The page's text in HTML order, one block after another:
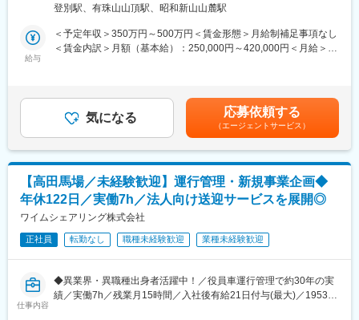
■キャリアパス：
せるため、経験の幅が広がります
・メンバーの挑戦を後押しする雰囲気で、自ら考え行動できる力
・福岡の大手総合ディベロッパーグループの新規事業として設立
されてから間もない会社ですので、各個人の業務は多岐に渡りま
すが、その分成長の機会も多く、チャレンジしたいことに進んで
取り組むことができます！
・業務の改善提案は大歓迎です。改善点やアイデアの提案なども
可能！「提案」というと堅苦しく感じるかもしれませんが、普段
の会話の中でアイデアを教えていただき、上司・同僚と一緒にア
イデアを形にしていけます！
・弊社のクライアントに対して、事業拡大のための販促支援や物
流コスト削減などの提案を行え、クライアントと並走して業務に
変更の範囲：会社の定める業務
(3)原価管理、経費管理。
(4)ホテル業務のサポート。
(5)その他付随業務。
※各ホテルへの指示出し、社用車を使用した業務が一部ございま
■当グループの特徴：
(1)北海道内で18箇所、本州で4箇所の温泉・リゾートホテルを経
営する老舗ホテルチェーン(2)「野口観光ホテルプロフェッショナ
子育てをしながら働ける環境作りに取り組んでいます(4)女性社員
による品質管理会議や管理職との気軽な意見交換ができる各種懇
親会の開催(5)有給休暇を5日連続で使用可能な休暇制度有(6)新
卒・中途採用者の分け隔てなく、活躍し評価される社員を上に引
手当・福利厚生充実(8)アフターコロナを見据え、更なる成長を計
画中
変更の範囲：会社の定める業務
203-1 勤務地最寄駅：JR室蘭本線／登別駅受動喫煙対策：敷地内
郡洞爺湖町洞爺湖温泉7-8 勤務地最寄駅：JR室蘭本線／洞爺駅受
動喫煙対策：敷地内喫煙可能場所あり変更の範囲：会社の定める
登別駅、有珠山山頂駅、昭和新山山麓駅
給与
＜予定年収＞350万円～500万円＜賃金形態＞月給制補足事項なし
＜賃金内訳＞月額（基本給）：250,000円～420,000円＜月給＞
あくまでも目安の金額であり、選考を通じて上下する可能性があ
ります。月給(月額)は固定手当を含めた表記です。
気になる 応募依頼する
（エージェントサービス）
【高田馬場／未経験歓迎】運行管理・新規事業企画◆
年休122日／実働7h／法人向け送迎サービスを展開◎
ワイムシェアリング株式会社
正社員 転勤なし 職種未経験歓迎 業種未経験歓迎
仕事内容
◆異業界・異職種出身者活躍中！／役員車運行管理で約30年の実
績／実働7h／残業月15時間／入社後有給21日付与(最大)／1953年